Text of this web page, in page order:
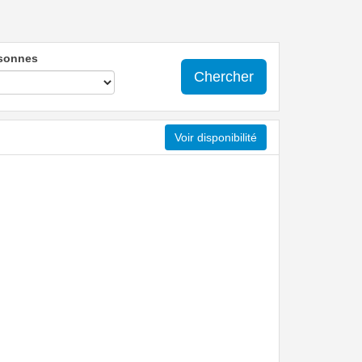
Chercher
Voir disponibilité